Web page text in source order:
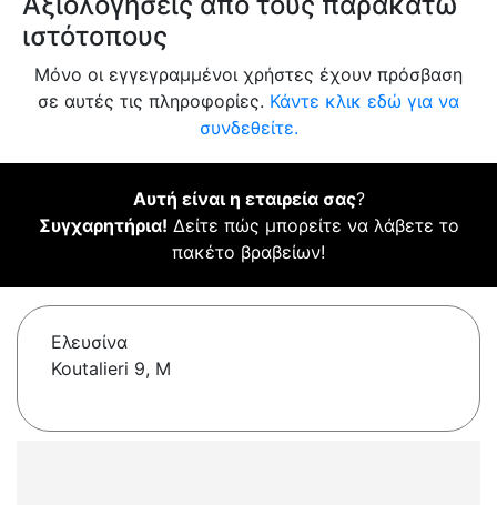
ιστότοπους
Μόνο οι εγγεγραμμένοι χρήστες έχουν πρόσβαση
σε αυτές τις πληροφορίες. Κάντε κλικ εδώ για να
συνδεθείτε.
Αυτή είναι η εταιρεία σας?
Συγχαρητήρια! Δείτε πώς μπορείτε να λάβετε το
πακέτο βραβείων!
Ελευσίνα
Koutalieri 9, M